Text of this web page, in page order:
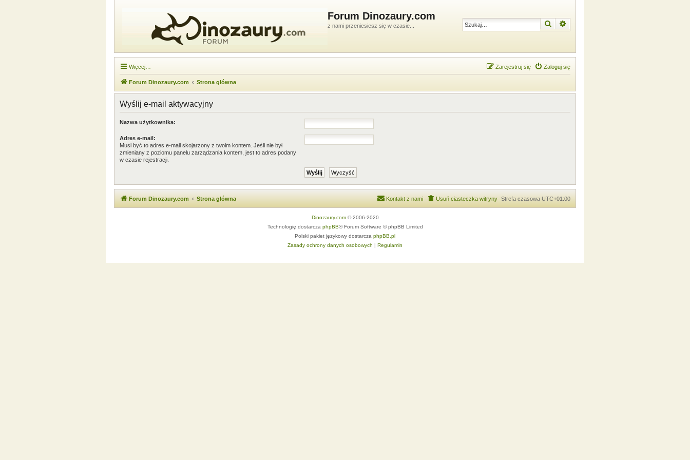
Forum Dinozaury.com
z nami przeniesiesz się w czasie... Szukaj
Więcej… Zaloguj się
Zarejestruj się
Forum Dinozaury.com Strona główna
Wyślij e-mail aktywacyjny
Nazwa użytkownika:
Adres e-mail:
Musi być to adres e-mail skojarzony z twoim kontem. Jeśli nie był
zmieniany z poziomu panelu zarządzania kontem, jest to adres podany
w czasie rejestracji.
Forum Dinozaury.com Strona główna Strefa czasowa UTC+01:00
Usuń ciasteczka witryny
Kontakt z nami
Dinozaury.com© 2006-2020
Technologię dostarcza phpBB® Forum Software © phpBB Limited
Polski pakiet językowy dostarcza phpBB.pl
Zasady ochrony danych osobowych | Regulamin